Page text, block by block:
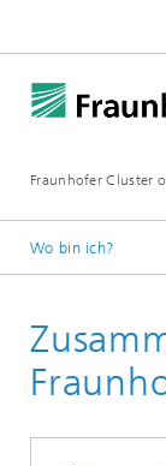
Fraunhofer Cluster
Wo bin ich?